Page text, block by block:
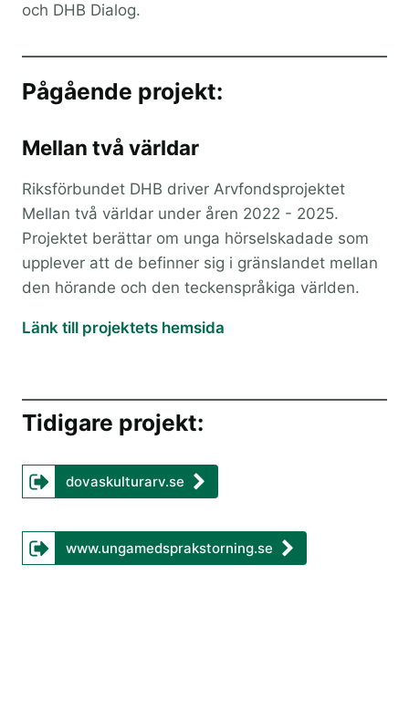
och DHB Dialog.
Pågående projekt:
Mellan två världar
Riksförbundet DHB driver Arvfondsprojektet
Mellan två världar under åren 2022 - 2025.
Projektet berättar om unga hörselskadade som
upplever att de befinner sig i gränslandet mellan
den hörande och den teckenspråkiga världen.
Länk till projektets hemsida
Tidigare projekt:
dovaskulturarv.se
www.ungamedsprakstorning.se